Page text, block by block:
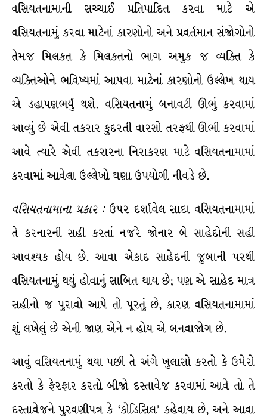
વસિયતનામાની સચ્ચાઈ પ્રતિપાદિત કરવા માટે એ
વસિયતનામું કરવા માટેનાં કારણોનો અને પ્રવર્તમાન સંજોગોનો
તેમજ મિલકત કે મિલકતનો ભાગ અમુક જ વ્યક્તિ કે
વ્યક્તિઓને ભવિષ્યમાં આપવા માટેનાં કારણોનો ઉલ્લેખ થાય
એ ડહાપણભર્યું થશે. વસિયતનામું બનાવટી ઊભું કરવામાં
આવ્યું છે એવી તકરાર કુદરતી વારસો તરફથી ઊભી કરવામાં
આવે ત્યારે એવી તકરારના નિરાકરણ માટે વસિયતનામામાં
કરવામાં આવેલા ઉલ્લેખો ઘણા ઉપયોગી નીવડે છે.
વસિયતનામાના પ્રકાર:ઉપર દર્શાવેલ સાદા વસિયતનામામાં
તે કરનારની સહી કરતાં નજરે જોનાર બે સાહેદોની સહી
આવશ્યક હોય છે. આવા એકાદ સાહેદની જુબાની પરથી
વસિયતનામું થયું હોવાનું સાબિત થાય છે; પણ એ સાહેદ માત્ર
સહીનો જ પુરાવો આપે તો પૂરતું છે, કારણ વસિયતનામામાં
શું લખેલું છે એની જાણ એને ન હોય એ બનવાજોગ છે.
આવું વસિયતનામું થયા પછી તે અંગે ખુલાસો કરતો કે ઉમેરો
કરતો કે ફેરફાર કરતો બીજો દસ્તાવેજ કરવામાં આવે તો તે
દસ્તાવેજને પુરવણીપત્ર કે ‘કોડિસિલ’ કહેવાય છે, અને આવા